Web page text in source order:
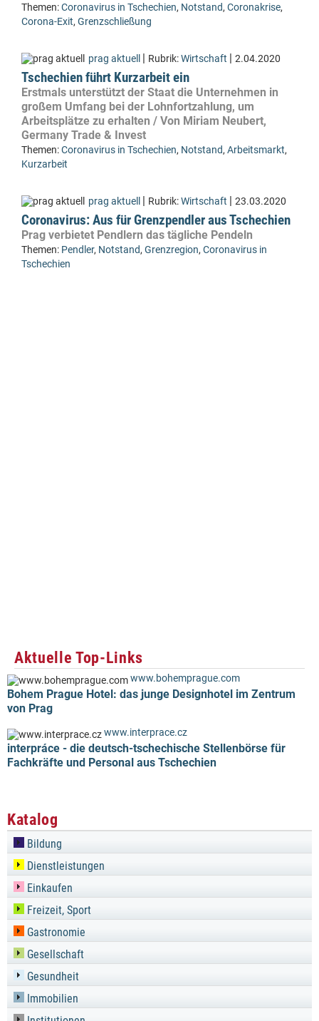
Themen:Coronavirus in Tschechien, Notstand, Coronakrise,
Corona-Exit, Grenzschließung
prag aktuell | Rubrik:Wirtschaft | 2.04.2020
Tschechien führt Kurzarbeit ein
Erstmals unterstützt der Staat die Unternehmen in
großem Umfang bei der Lohnfortzahlung, um
Arbeitsplätze zu erhalten / Von Miriam Neubert,
Germany Trade & Invest
Themen:Coronavirus in Tschechien, Notstand, Arbeitsmarkt,
Kurzarbeit
prag aktuell | Rubrik:Wirtschaft | 23.03.2020
Coronavirus: Aus für Grenzpendler aus Tschechien
Prag verbietet Pendlern das tägliche Pendeln
Themen: Pendler, Notstand, Grenzregion, Coronavirus in
Tschechien
Aktuelle Top-Links
www.bohemprague.com
Bohem Prague Hotel: das junge Designhotel im Zentrum
von Prag
www.interprace.cz
interpráce - die deutsch-tschechische Stellenbörse für
Fachkräfte und Personal aus Tschechien
Katalog
Bildung
Dienstleistungen
Einkaufen
Freizeit, Sport
Gastronomie
Gesellschaft
Gesundheit
Immobilien